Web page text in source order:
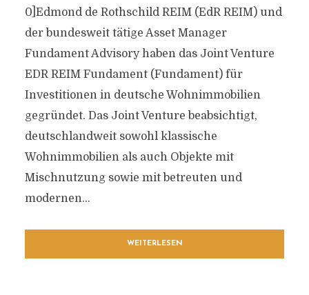
0]Edmond de Rothschild REIM (EdR REIM) und
der bundesweit tätige Asset Manager
Fundament Advisory haben das Joint Venture
EDR REIM Fundament (Fundament) für
Investitionen in deutsche Wohnimmobilien
gegründet. Das Joint Venture beabsichtigt,
deutschlandweit sowohl klassische
Wohnimmobilien als auch Objekte mit
Mischnutzung sowie mit betreuten und
modernen...
WEITERLESEN